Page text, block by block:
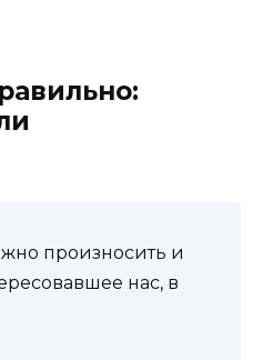
произносить и
нас, в